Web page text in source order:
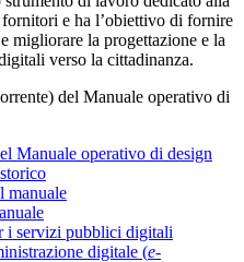
e ha l’obiettivo di fornire
migliorare la progettazione e la
verso la cittadinanza.
del Manuale operativo di
Manuale operativo di design
manuale
i servizi pubblici digitali
digitale (e-